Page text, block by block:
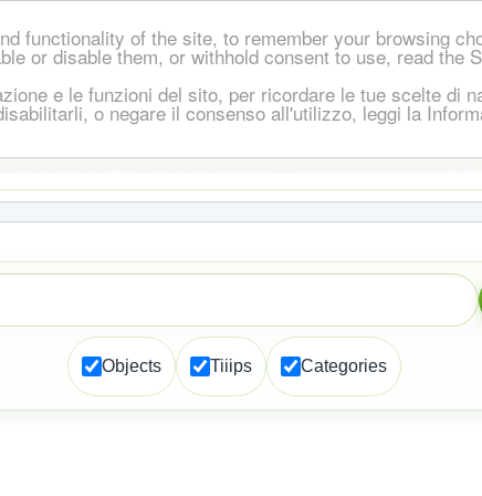
functionality of the site, to remember your browsing
or disable them, or withhold consent to use, read the
e le funzioni del sito, per ricordare le tue scelte di
o negare il consenso all'utilizzo, leggi la
Objects Tiiips Categories